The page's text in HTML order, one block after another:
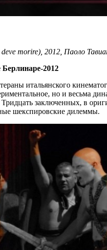
morire), 2012, Паоло
Берлинаре-2012
итальянского
но и весьма
Тридцать заключенных, в
шекспировские дилеммы.